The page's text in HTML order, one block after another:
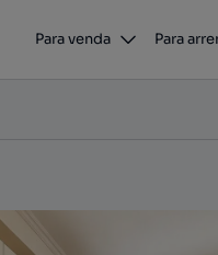
Para venda Para
Vale Flores - Quinta